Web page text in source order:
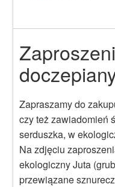
Zapraszamy do
czy też zawiadomień
serduszka, w
Na zdjęciu
ekologiczny Juta
przewiązane